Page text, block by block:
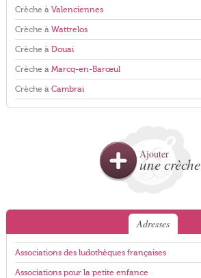
Crèche à Valenciennes
Crèche à Wattrelos
Crèche à Douai
Crèche à Marcq-en-Barœul
Crèche à Cambrai
Ajouter
une crèche
Adresses
Associations des ludothèques françaises
Associations pour la petite enfance